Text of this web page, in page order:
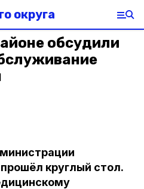
округа
обсудили
круглый стол.